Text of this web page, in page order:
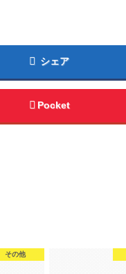
シェア
Pocket
その他